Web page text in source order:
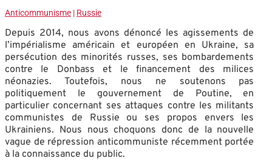
Anticommunisme | Russie
Depuis 2014, nous avons dénoncé les agissements de
l’impérialisme américain et européen en Ukraine, sa
persécution des minorités russes, ses bombardements
contre le Donbass et le financement des milices
néonazies. Toutefois, nous ne soutenons pas
politiquement le gouvernement de Poutine, en
particulier concernant ses attaques contre les militants
communistes de Russie ou ses propos envers les
Ukrainiens. Nous nous choquons donc de la nouvelle
vague de répression anticommuniste récemment portée
à la connaissance du public.